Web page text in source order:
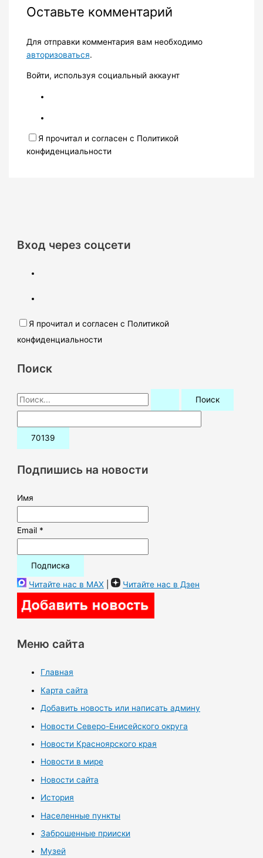
Оставьте комментарий
Для отправки комментария вам необходимо
авторизоваться.
Войти, используя социальный аккаунт
Я прочитал и согласен с Политикой
конфиденциальности
Вход через соцсети
Я прочитал и согласен с Политикой
конфиденциальности
Поиск
П
о
и
:Подпишись на новости
Имя
Email *
Читайте нас в MAX | Читайте нас в Дзен
Меню сайта
Главная
Карта сайта
Добавить новость или написать админу
Новости Северо-Енисейского округа
Новости Красноярского края
Новости в мире
Новости сайта
История
Населенные пункты
Заброшенные прииски
Музей